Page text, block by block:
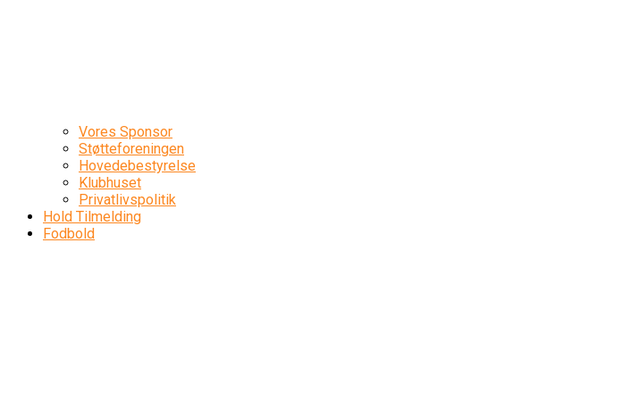
Vores Sponsor
Støtteforeningen
Hovedebestyrelse
Klubhuset
Privatlivspolitik
Hold Tilmelding
Fodbold